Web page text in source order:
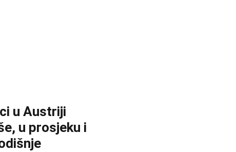
u Austriji
u prosjeku i